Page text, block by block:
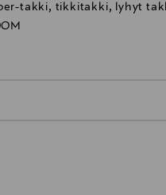
takki, tikkitakki, lyhyt